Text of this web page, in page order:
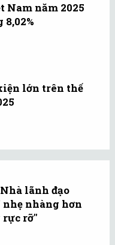
Nam năm 2025
lớn trên thế
lãnh đạo
nhẹ nhàng hơn
rực rỡ"